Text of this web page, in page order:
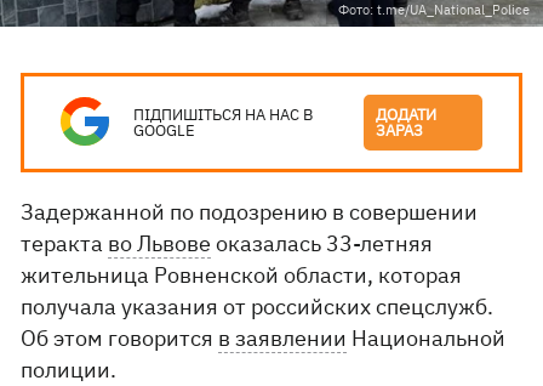
Фото: t.me/UA_National_Police
ПІДПИШІТЬСЯ НА НАС В
GOOGLE
ДОДАТИ
ЗАРАЗ
Задержанной по подозрению в совершении
теракта во Львове оказалась 33-летняя
жительница Ровненской области, которая
получала указания от российских спецслужб.
Об этом говорится в заявлении Национальной
полиции.